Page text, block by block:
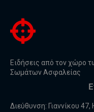
Ειδήσεις από τον χώρο
Σωμάτων Ασφαλείας
Διεύθυνση: Γιαννίκου